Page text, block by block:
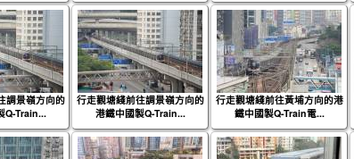
調景嶺方向的
Q-Train...
行走觀塘綫前往調景嶺方向的
港鐵中國製Q-Train...
行走觀塘綫前往黃埔方向的港
鐵中國製Q-Train電...